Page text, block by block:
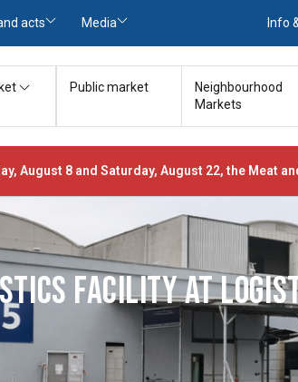
acts Media Info
Public market
Neighbourhood
Markets
August 8 and Saturday, August 22, the Meat
FACILITY AT